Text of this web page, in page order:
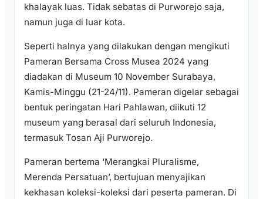
khalayak luas. Tidak sebatas di Purworejo saja,
namun juga di luar kota.
Seperti halnya yang dilakukan dengan mengikuti
Pameran Bersama Cross Musea 2024 yang
diadakan di Museum 10 November Surabaya,
Kamis-Minggu (21-24/11). Pameran digelar sebagai
bentuk peringatan Hari Pahlawan, diikuti 12
museum yang berasal dari seluruh Indonesia,
termasuk Tosan Aji Purworejo.
Pameran bertema ‘Merangkai Pluralisme,
Merenda Persatuan’, bertujuan menyajikan
kekhasan koleksi-koleksi dari peserta pameran. Di